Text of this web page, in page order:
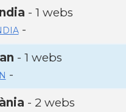
- 1 webs
-
- 1 webs
-
- 2 webs